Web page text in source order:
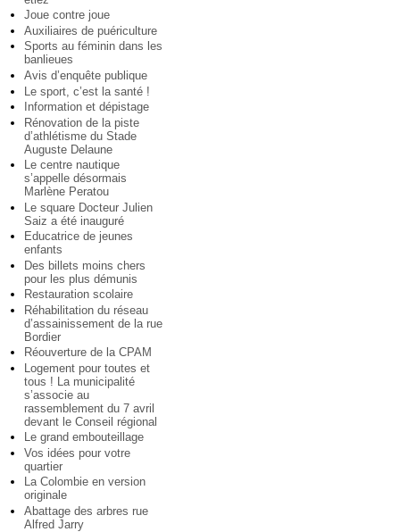
Joue contre joue
Auxiliaires de puériculture
Sports au féminin dans les
banlieues
Avis d’enquête publique
Le sport, c’est la santé !
Information et dépistage
Rénovation de la piste
d’athlétisme du Stade
Auguste Delaune
Le centre nautique
s’appelle désormais
Marlène Peratou
Le square Docteur Julien
Saiz a été inauguré
Educatrice de jeunes
enfants
Des billets moins chers
pour les plus démunis
Restauration scolaire
Réhabilitation du réseau
d’assainissement de la rue
Bordier
Réouverture de la CPAM
Logement pour toutes et
tous ! La municipalité
s’associe au
rassemblement du 7 avril
devant le Conseil régional
Le grand embouteillage
Vos idées pour votre
quartier
La Colombie en version
originale
Abattage des arbres rue
Alfred Jarry